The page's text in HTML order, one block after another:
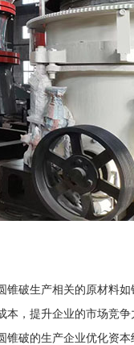
破生产相关的原材料如
，提升企业的市场竞争
破的生产企业优化资本